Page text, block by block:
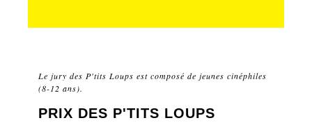
Le jury des P'tits Loups est composé de jeunes cinéphiles
(8-12 ans).
PRIX DES P'TITS LOUPS